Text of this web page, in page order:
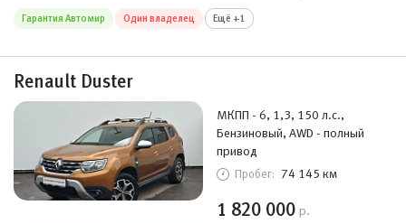
Гарантия Автомир Один владелец Ещё +1
Renault Duster
МКПП - 6, 1,3, 150 л.с.,
Бензиновый, AWD - полный
привод
Пробег: 74 145 км
1 820 000 р.